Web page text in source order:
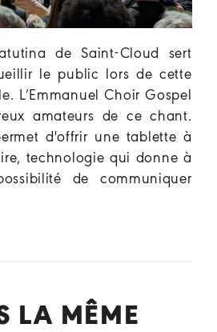
de Saint-Cloud sert
le public lors de cette
L’Emmanuel Choir Gospel
amateurs de ce chant.
d'offrir une tablette à
technologie qui donne à
de communiquer
LA MÊME